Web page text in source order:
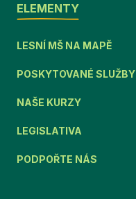
ELEMENTY
LESNÍ MŠ NA MAPĚ
POSKYTOVANÉ SLUŽBY
NAŠE KURZY
LEGISLATIVA
PODPOŘTE NÁS